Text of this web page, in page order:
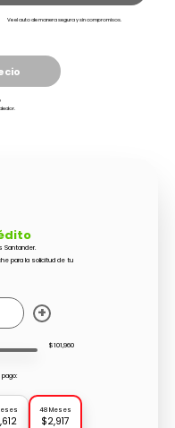
Ve el auto de manera segura y sin compromisos.
Santander.
para la solicitud de tu
+
$101,960
48 Meses
$2,917